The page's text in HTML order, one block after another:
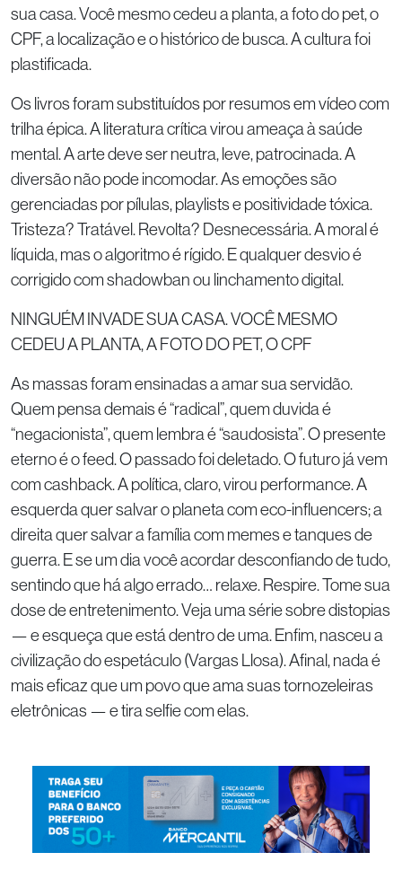
sua casa. Você mesmo cedeu a planta, a foto do pet, o
CPF, a localização e o histórico de busca. A cultura foi
plastificada.
Os livros foram substituídos por resumos em vídeo com
trilha épica. A literatura crítica virou ameaça à saúde
mental. A arte deve ser neutra, leve, patrocinada. A
diversão não pode incomodar. As emoções são
gerenciadas por pílulas, playlists e positividade tóxica.
Tristeza? Tratável. Revolta? Desnecessária. A moral é
líquida, mas o algoritmo é rígido. E qualquer desvio é
corrigido com shadowban ou linchamento digital.
NINGUÉM INVADE SUA CASA. VOCÊ MESMO
CEDEU A PLANTA, A FOTO DO PET, O CPF
As massas foram ensinadas a amar sua servidão.
Quem pensa demais é “radical”, quem duvida é
“negacionista”, quem lembra é “saudosista”. O presente
eterno é o feed. O passado foi deletado. O futuro já vem
com cashback. A política, claro, virou performance. A
esquerda quer salvar o planeta com eco-influencers; a
direita quer salvar a família com memes e tanques de
guerra. E se um dia você acordar desconfiando de tudo,
sentindo que há algo errado… relaxe. Respire. Tome sua
dose de entretenimento. Veja uma série sobre distopias
— e esqueça que está dentro de uma. Enfim, nasceu a
civilização do espetáculo (Vargas Llosa). Afinal, nada é
mais eficaz que um povo que ama suas tornozeleiras
eletrônicas — e tira selfie com elas.